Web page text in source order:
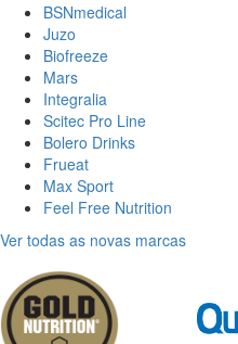
BSNmedical
Juzo
Biofreeze
Mars
Integralia
Scitec Pro Line
Bolero Drinks
Frueat
Max Sport
Feel Free Nutrition
Ver todas as novas marcas